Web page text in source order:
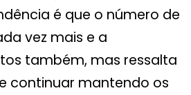
é que o número de
vez mais e a
também, mas ressalta
continuar mantendo os